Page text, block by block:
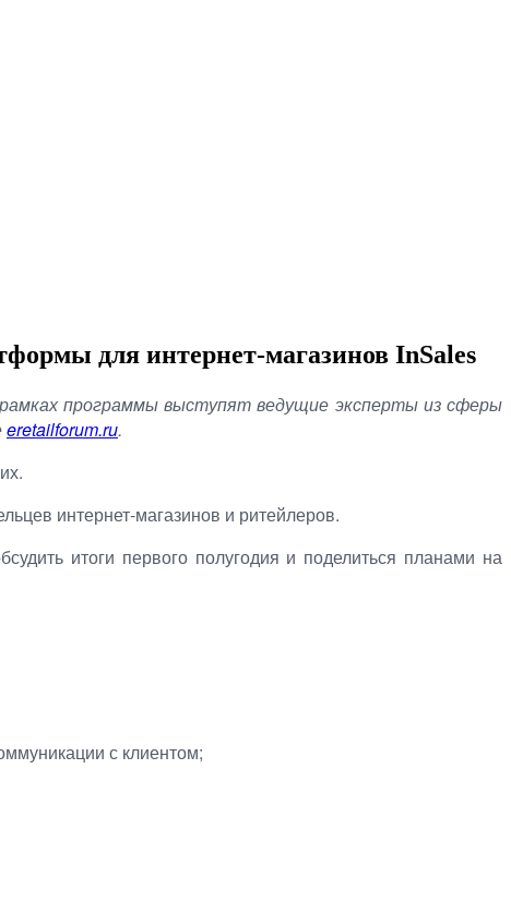
для интернет-магазинов InSales
программы выступят ведущие эксперты из сферы
eretailforum.ru.
интернет-магазинов и ритейлеров.
итоги первого полугодия и поделиться планами на
с клиентом;